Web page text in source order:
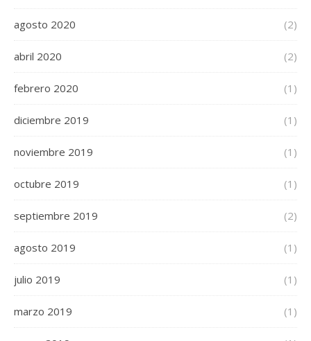
agosto 2020 (2)
abril 2020 (2)
febrero 2020 (1)
diciembre 2019 (1)
noviembre 2019 (1)
octubre 2019 (1)
septiembre 2019 (2)
agosto 2019 (1)
julio 2019 (1)
marzo 2019 (1)